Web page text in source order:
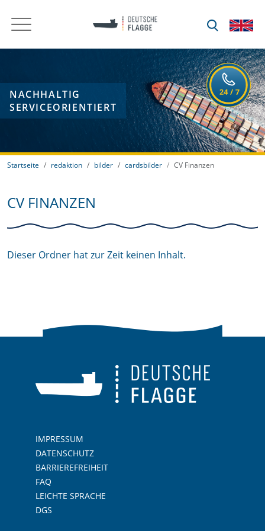
NACHHALTIG
SERVICEORIENTIERT
Startseite redaktion bilder cardsbilder CV Finanzen
CV FINANZEN
Dieser Ordner hat zur Zeit keinen Inhalt.
IMPRESSUM
DATENSCHUTZ
BARRIEREFREIHEIT
FAQ
LEICHTE SPRACHE
DGS